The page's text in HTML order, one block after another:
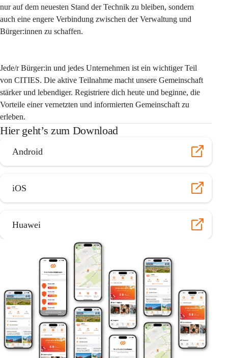
nur auf dem neuesten Stand der Technik zu bleiben, sondern
auch eine engere Verbindung zwischen der Verwaltung und
Bürger:innen zu schaffen.
Jede/r Bürger:in und jedes Unternehmen ist ein wichtiger Teil
von CITIES. Die aktive Teilnahme macht unsere Gemeinschaft
stärker und lebendiger. Registriere dich heute und beginne, die
Vorteile einer vernetzten und informierten Gemeinschaft zu
erleben.
Hier geht’s zum Download
Android
iOS
Huawei